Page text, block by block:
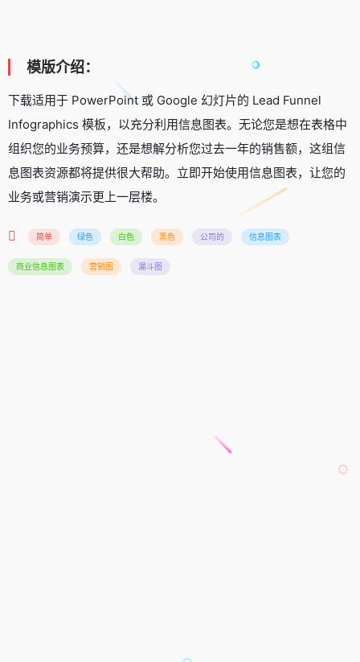
模版介绍：
下载适用于 PowerPoint 或 Google 幻灯片的 Lead Funnel
Infographics 模板，以充分利用信息图表。无论您是想在表格中
组织您的业务预算，还是想解分析您过去一年的销售额，这组信
息图表资源都将提供很大帮助。立即开始使用信息图表，让您的
业务或营销演示更上一层楼。
简单 绿色 白色 黑色 公司的 信息图表
商业信息图表 营销图 漏斗图